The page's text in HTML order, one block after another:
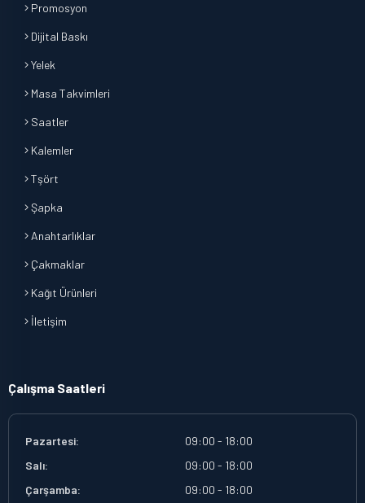
Promosyon
Dijital Baskı
Yelek
Masa Takvimleri
Saatler
Kalemler
Tşört
Şapka
Anahtarlıklar
Çakmaklar
Kağıt Ürünleri
İletişim
Çalışma Saatleri
Pazartesi:
09:00 - 18:00
Salı:
09:00 - 18:00
Çarşamba:
09:00 - 18:00